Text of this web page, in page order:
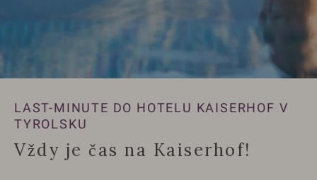
LAST-MINUTE DO HOTELU KAISERHOF V
TYROLSKU
Vždy je čas na Kaiserhof!